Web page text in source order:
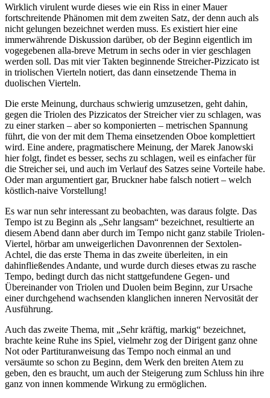
Wirklich virulent wurde dieses wie ein Riss in einer Mauer
fortschreitende Phänomen mit dem zweiten Satz, der denn auch als
nicht gelungen bezeichnet werden muss. Es existiert hier eine
immerwährende Diskussion darüber, ob der Beginn eigentlich im
vogegebenen alla-breve Metrum in sechs oder in vier geschlagen
werden soll. Das mit vier Takten beginnende Streicher-Pizzicato ist
in triolischen Vierteln notiert, das dann einsetzende Thema in
duolischen Vierteln.
Die erste Meinung, durchaus schwierig umzusetzen, geht dahin,
gegen die Triolen des Pizzicatos der Streicher vier zu schlagen, was
zu einer starken – aber so komponierten – metrischen Spannung
führt, die von der mit dem Thema einsetzenden Oboe komplettiert
wird. Eine andere, pragmatischere Meinung, der Marek Janowski
hier folgt, findet es besser, sechs zu schlagen, weil es einfacher für
die Streicher sei, und auch im Verlauf des Satzes seine Vorteile habe.
Oder man argumentiert gar, Bruckner habe falsch notiert – welch
köstlich-naive Vorstellung!
Es war nun sehr interessant zu beobachten, was daraus folgte. Das
Tempo ist zu Beginn als „Sehr langsam“ bezeichnet, resultierte an
diesem Abend dann aber durch im Tempo nicht ganz stabile Triolen-
Viertel, hörbar am unweigerlichen Davonrennen der Sextolen-
Achtel, die das erste Thema in das zweite überleiten, in ein
dahinfließendes Andante, und wurde durch dieses etwas zu rasche
Tempo, bedingt durch das nicht stattgefundene Gegen- und
Übereinander von Triolen und Duolen beim Beginn, zur Ursache
einer durchgehend wachsenden klanglichen inneren Nervosität der
Ausführung.
Auch das zweite Thema, mit „Sehr kräftig, markig“ bezeichnet,
brachte keine Ruhe ins Spiel, vielmehr zog der Dirigent ganz ohne
Not oder Partituranweisung das Tempo noch einmal an und
versäumte so schon zu Beginn, dem Werk den breiten Atem zu
geben, den es braucht, um auch der Steigerung zum Schluss hin ihre
ganz von innen kommende Wirkung zu ermöglichen.